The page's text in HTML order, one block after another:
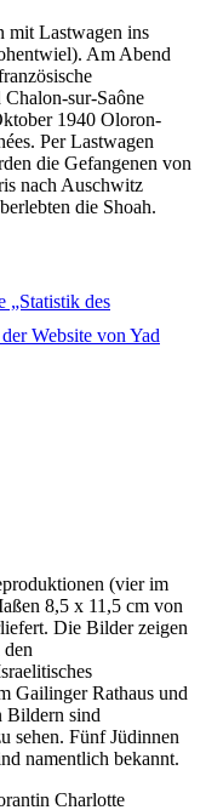
mit Lastwagen ins
Am Abend
sur-Saône
1940 Oloron-
Per Lastwagen
die Gefangenen von
nach Auschwitz
die Shoah.
„Statistik des
Website von Yad
(vier im
8,5 x 11,5 cm von
Die Bilder zeigen
Gailinger Rathaus und
Bildern sind
sehen. Fünf Jüdinnen
namentlich bekannt.
Charlotte